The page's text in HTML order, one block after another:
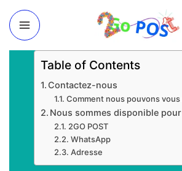
Table of Contents
Contactez-nous
Comment nous pouvons vous
Nous sommes disponible
2GO POST
WhatsApp
Adresse